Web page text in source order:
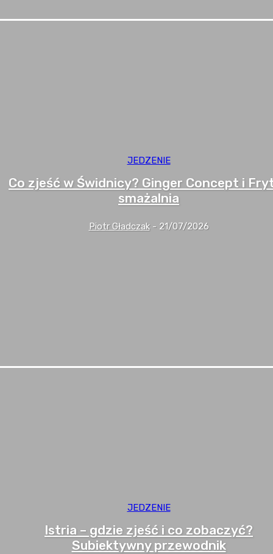
JEDZENIE
Co zjeść w Świdnicy? Ginger Concept i
smażalnia
Piotr Gładczak - 21/07/2026
JEDZENIE
Istria – gdzie zjeść i co zobaczyć?
Subiektywny przewodnik